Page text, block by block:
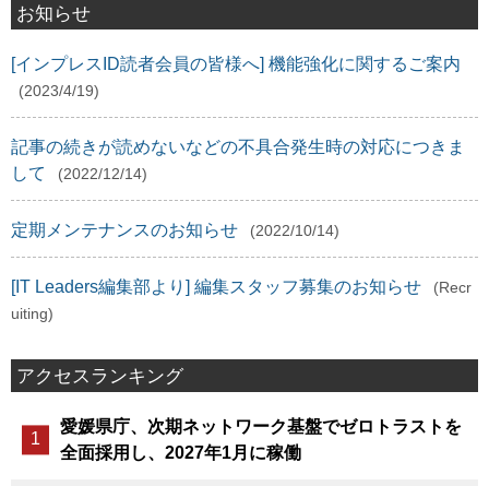
お知らせ
[インプレスID読者会員の皆様へ] 機能強化に関するご案内
(2023/4/19)
記事の続きが読めないなどの不具合発生時の対応につきま
して
(2022/12/14)
定期メンテナンスのお知らせ (2022/10/14)
[IT Leaders編集部より] 編集スタッフ募集のお知らせ
(Recr
uiting)
アクセスランキング
愛媛県庁、次期ネットワーク基盤でゼロトラストを
全面採用し、2027年1月に稼働